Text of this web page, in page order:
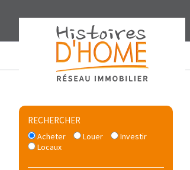
RECHERCHER
Acheter Louer
Investir
Locaux